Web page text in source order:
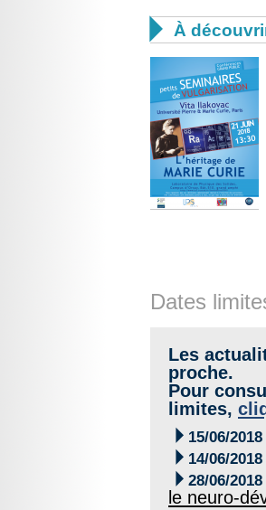
 À
Dates
Les
proche.
Pour
limites,
 15/06/2018
 14/06/2018
 28/06/2018
le neuro-